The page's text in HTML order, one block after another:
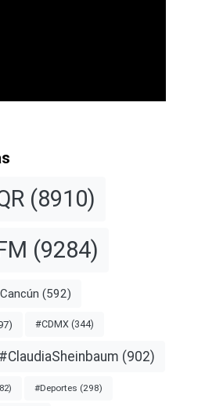
(8910)
(9284)
(592)
#CDMX (344)
#ClaudiaSheinbaum (902)
#Deportes (298)